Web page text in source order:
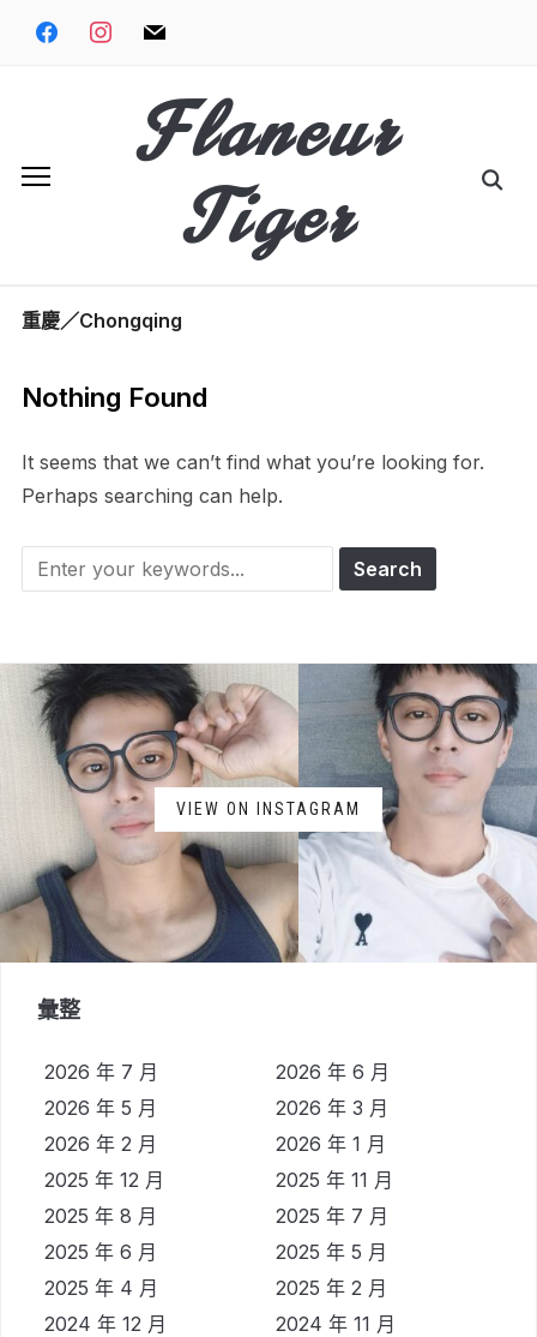
facebookinstagrammail
Flaneur
Tiger
Search
重慶／Chongqing
Nothing Found
It seems that we can’t find what you’re looking for.
Perhaps searching can help.
Search
for:
VIEW ON INSTAGRAM
彙整
2026 年 7 月
2026 年 6 月
2026 年 5 月
2026 年 3 月
2026 年 2 月
2026 年 1 月
2025 年 12 月
2025 年 11 月
2025 年 8 月
2025 年 7 月
2025 年 6 月
2025 年 5 月
2025 年 4 月
2025 年 2 月
2024 年 12 月
2024 年 11 月